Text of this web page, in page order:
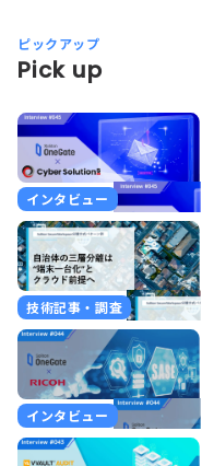
ピックアップ
Pick up
インタビュー
技術記事・調査
インタビュー